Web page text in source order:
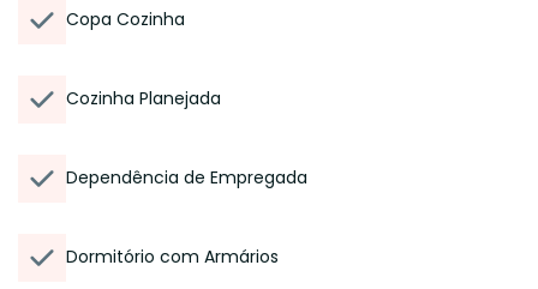
Copa Cozinha
Cozinha Planejada
Dependência de Empregada
Dormitório com Armários